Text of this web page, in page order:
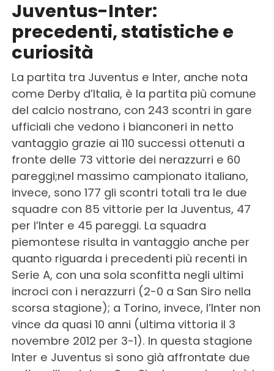
Juventus-Inter:
precedenti, statistiche e
curiosità
La partita tra Juventus e Inter, anche nota
come Derby d’Italia, è la partita più comune
del calcio nostrano, con 243 scontri in gare
ufficiali che vedono i bianconeri in netto
vantaggio grazie ai 110 successi ottenuti a
fronte delle 73 vittorie dei nerazzurri e 60
pareggi;nel massimo campionato italiano,
invece, sono 177 gli scontri totali tra le due
squadre con 85 vittorie per la Juventus, 47
per l’Inter e 45 pareggi. La squadra
piemontese risulta in vantaggio anche per
quanto riguarda i precedenti più recenti in
Serie A, con una sola sconfitta negli ultimi
incroci con i nerazzurri (2-0 a San Siro nella
scorsa stagione); a Torino, invece, l’Inter non
vince da quasi 10 anni (ultima vittoria il 3
novembre 2012 per 3-1). In questa stagione
Inter e Juventus si sono già affrontate due